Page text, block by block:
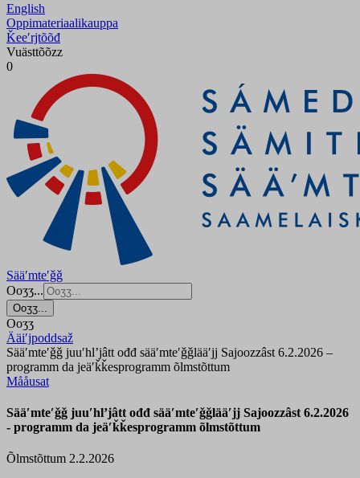
English
Oppimateriaalikauppa
Ǩeeʹrjtõõđ
Vuästtõõzz
0
Sääʹmteʹǧǧ
Ooʒʒ...
Ooʒʒ...
Ooʒʒ
Ääiʹjpoddsaž
Sääʹmteʹǧǧ juuʹhlʼjâtt ođđ sääʹmteʹǧǧlääʹjj Sajoozzâst 6.2.2026 –
programm da jeäʹǩǩesprogramm õlmstõttum
Mååusat
Sääʹmteʹǧǧ juuʹhlʼjâtt ođđ sääʹmteʹǧǧlääʹjj Sajoozzâst 6.2.2026
- programm da jeäʹǩǩesprogramm õlmstõttum
Õlmstõttum 2.2.2026